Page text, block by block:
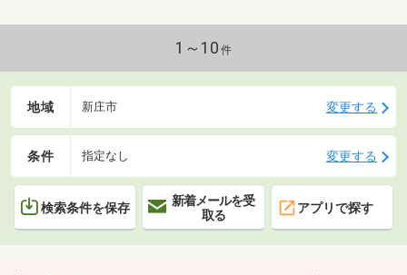
1～10 件
地域 新庄市 変更する
条件 指定なし 変更する
検索条件を保存
新着メールを受
取る
アプリで探す